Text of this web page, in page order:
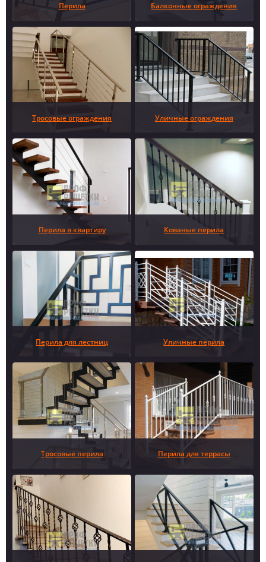
Перила Балконные ограждения
Тросовые ограждения Уличные ограждения
Перила в квартиру Кованые перила
Перила для лестниц Уличные перила
Тросовые перила Перила для террасы